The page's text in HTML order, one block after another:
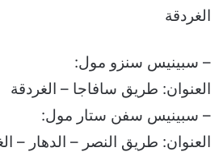
الغردقة
– سبينيس سنزو مول:
العنوان: طريق سافاجا – الغردقة
– سبينيس سفن ستار مول:
العنوان: طريق النصر – الدهار –